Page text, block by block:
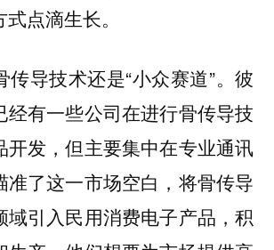
点滴生长。
传导技术还是“小众赛道”。彼
经有一些公司在进行骨传导技
开发，但主要集中在专业通讯
准了这一市场空白，将骨传导
域引入民用消费电子产品，积